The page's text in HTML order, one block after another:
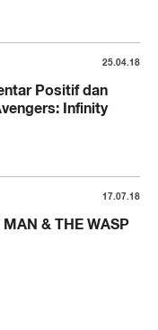
25.04.18
Positif dan
Infinity
17.07.18
& THE WASP